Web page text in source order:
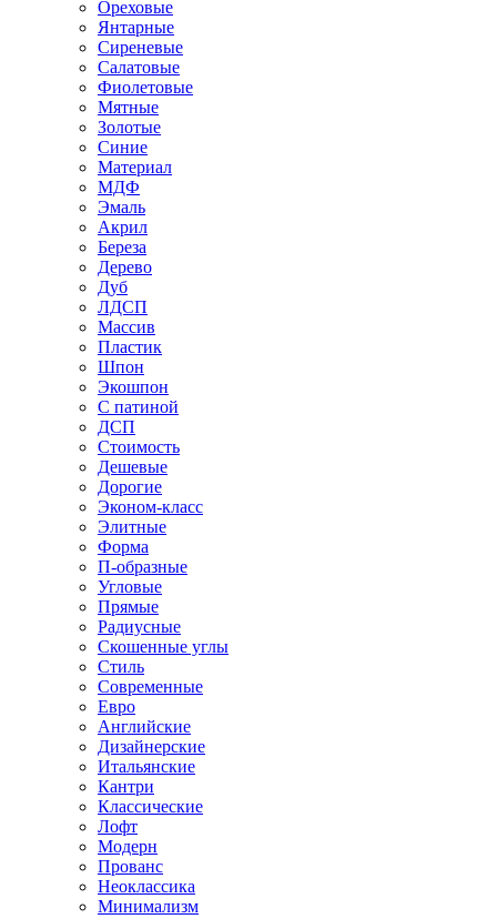
Ореховые
Янтарные
Сиреневые
Салатовые
Фиолетовые
Мятные
Золотые
Синие
Материал
МДФ
Эмаль
Акрил
Береза
Дерево
Дуб
ЛДСП
Массив
Пластик
Шпон
Экошпон
С патиной
ДСП
Стоимость
Дешевые
Дорогие
Эконом-класс
Элитные
Форма
П-образные
Угловые
Прямые
Радиусные
Скошенные углы
Стиль
Современные
Евро
Английские
Дизайнерские
Итальянские
Кантри
Классические
Лофт
Модерн
Прованс
Неоклассика
Минимализм